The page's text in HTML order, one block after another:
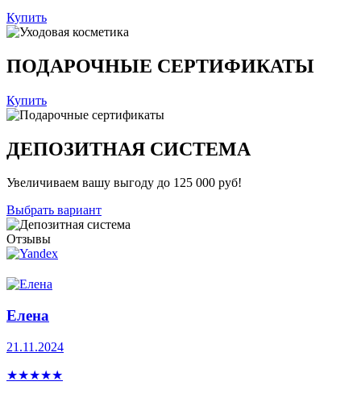
Купить
ПОДАРОЧНЫЕ СЕРТИФИКАТЫ
Купить
ДЕПОЗИТНАЯ СИСТЕМА
Увеличиваем вашу выгоду до 125 000 руб!
Выбрать вариант
Отзывы
Елена
21.11.2024
★★★★★